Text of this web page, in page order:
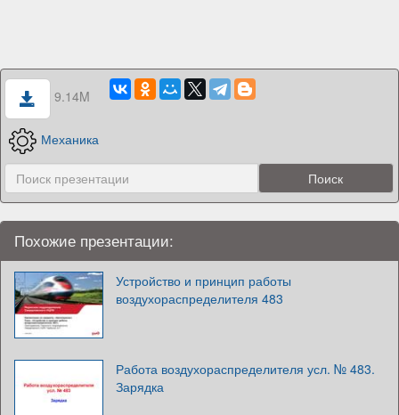
9.14M
Механика
Похожие презентации:
Устройство и принцип работы
воздухораспределителя 483
Работа воздухораспределителя усл. № 483.
Зарядка